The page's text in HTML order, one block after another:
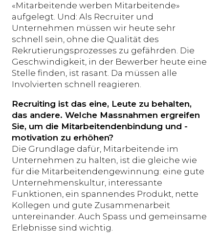
«Mitarbeitende werben Mitarbeitende»
aufgelegt. Und: Als Recruiter und
Unternehmen müssen wir heute sehr
schnell sein, ohne die Qualität des
Rekrutierungsprozesses zu gefährden. Die
Geschwindigkeit, in der Bewerber heute eine
Stelle finden, ist rasant. Da müssen alle
Involvierten schnell reagieren.
Recruiting ist das eine, Leute zu behalten,
das andere. Welche Massnahmen ergreifen
Sie, um die Mitarbeitendenbindung und -
motivation zu erhöhen?
Die Grundlage dafür, Mitarbeitende im
Unternehmen zu halten, ist die gleiche wie
für die Mitarbeitendengewinnung: eine gute
Unternehmenskultur, interessante
Funktionen, ein spannendes Produkt, nette
Kollegen und gute Zusammenarbeit
untereinander. Auch Spass und gemeinsame
Erlebnisse sind wichtig.